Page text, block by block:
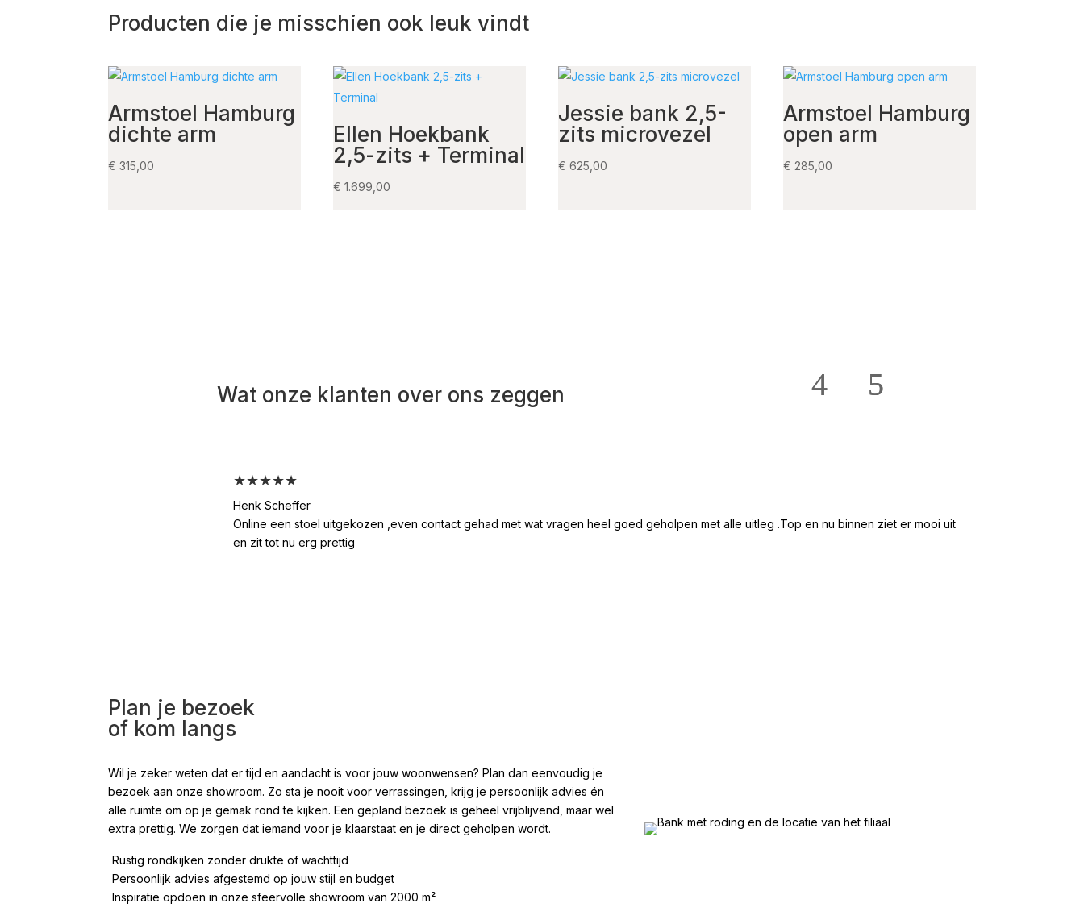
Producten die je misschien ook leuk vindt
Armstoel Hamburg
dichte arm
€ 315,00
Ellen Hoekbank
2,5-zits + Terminal
€ 1.699,00
Jessie bank 2,5-
zits microvezel
€ 625,00
Armstoel Hamburg
open arm
€ 285,00
Wat onze klanten over ons zeggen
★★★★★
Henk Scheffer
Online een stoel uitgekozen ,even contact gehad met wat vragen heel goed geholpen met alle uitleg .Top en nu binnen ziet er mooi uit
en zit tot nu erg prettig
Plan je bezoek
of kom langs
Wil je zeker weten dat er tijd en aandacht is voor jouw woonwensen? Plan dan eenvoudig je
bezoek aan onze showroom. Zo sta je nooit voor verrassingen, krijg je persoonlijk advies én
alle ruimte om op je gemak rond te kijken. Een gepland bezoek is geheel vrijblijvend, maar wel
extra prettig. We zorgen dat iemand voor je klaarstaat en je direct geholpen wordt.
Rustig rondkijken zonder drukte of wachttijd
Persoonlijk advies afgestemd op jouw stijl en budget
Inspiratie opdoen in onze sfeervolle showroom van 2000 m²